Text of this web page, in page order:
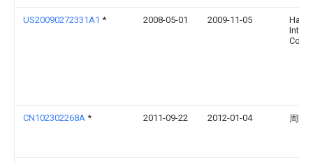
US20090272331A1 * 2008-05-01 2009-11-05
Han
Corp.
CN102302268A * 2011-09-22 2012-01-04 周静